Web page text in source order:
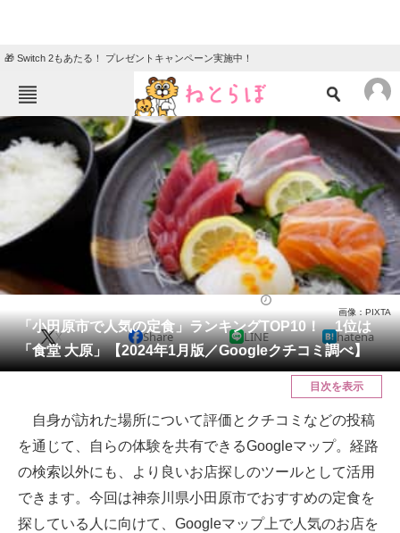
🎁 Switch 2もあたる！ プレゼントキャンペーン実施中！
ねとらぼメニュー
TOP ニュース
クイズ
地域
教育・育児
動物 リサーチ
会員記事
メディア
ITの今と未来を見通す
スマホと通信の最新トレンド
進化するPCとデバイスの未来
「小田原市で人気の定食」ランキングTOP10！ 1位は
「食堂 大原」【2024年1月版／Googleクチコミ調べ】
画像：PIXTA
X Share LINE hatena
目次を表示
自身が訪れた場所について評価とクチコミなどの投稿
を通じて、自らの体験を共有できるGoogleマップ。経路
の検索以外にも、より良いお店探しのツールとして活用
できます。今回は神奈川県小田原市でおすすめの定食を
探している人に向けて、Googleマップ上で人気のお店を